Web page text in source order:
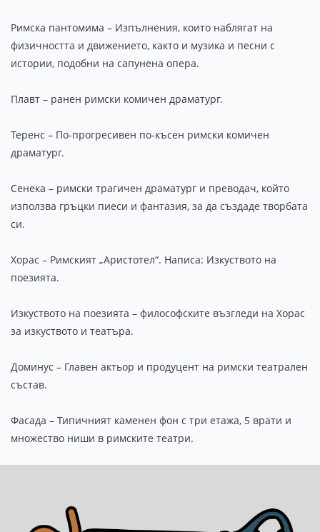
Римска пантомима – Изпълнения, които наблягат на
физичността и движението, както и музика и песни с
истории, подобни на сапунена опера.
Плавт – ранен римски комичен драматург.
Теренс – По-прогресивен по-късен римски комичен
драматург.
Сенека – римски трагичен драматург и преводач, който
използва гръцки пиеси и фантазия, за да създаде творбата
си.
Хорас – Римският „Аристотел“. Написа: Изкуството на
поезията.
Изкуството на поезията – философските възгледи на Хорас
за изкуството и театъра.
Доминус – Главен актьор и продуцент на римски театрален
състав.
Фасада – Типичният каменен фон с три етажа, 5 врати и
множество ниши в римските театри.